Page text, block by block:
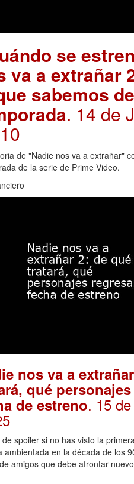
se
va a extrañar
sabemos
. 14 de
de "Nadie nos va a extrañar"
de la serie de Prime Video.
nos va a
qué
de estreno. 15
de spoiler si no has visto la
ambientada en la década de los
amigos que debe afrontar